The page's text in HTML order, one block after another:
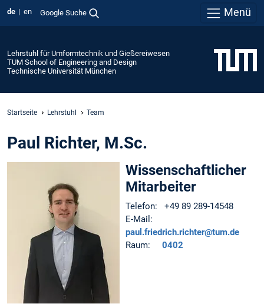
de en Google Suche Menü
Lehrstuhl für Umformtechnik und Gießereiwesen
TUM School of Engineering and Design
Technische Universität München
Startseite Lehrstuhl Team
Paul Richter, M.Sc.
Wissenschaftlicher
Mitarbeiter
Telefon: +49 89 289-14548
E-Mail:
paul.friedrich.richter@tum.de
Raum: 0402